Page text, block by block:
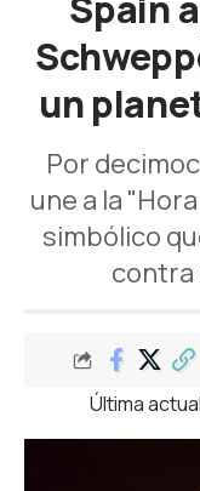
un
Por
une a la
simbólico
contra
Última